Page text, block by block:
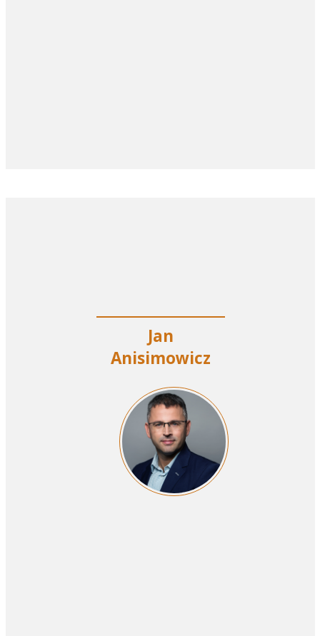
Jan
Anisimowicz